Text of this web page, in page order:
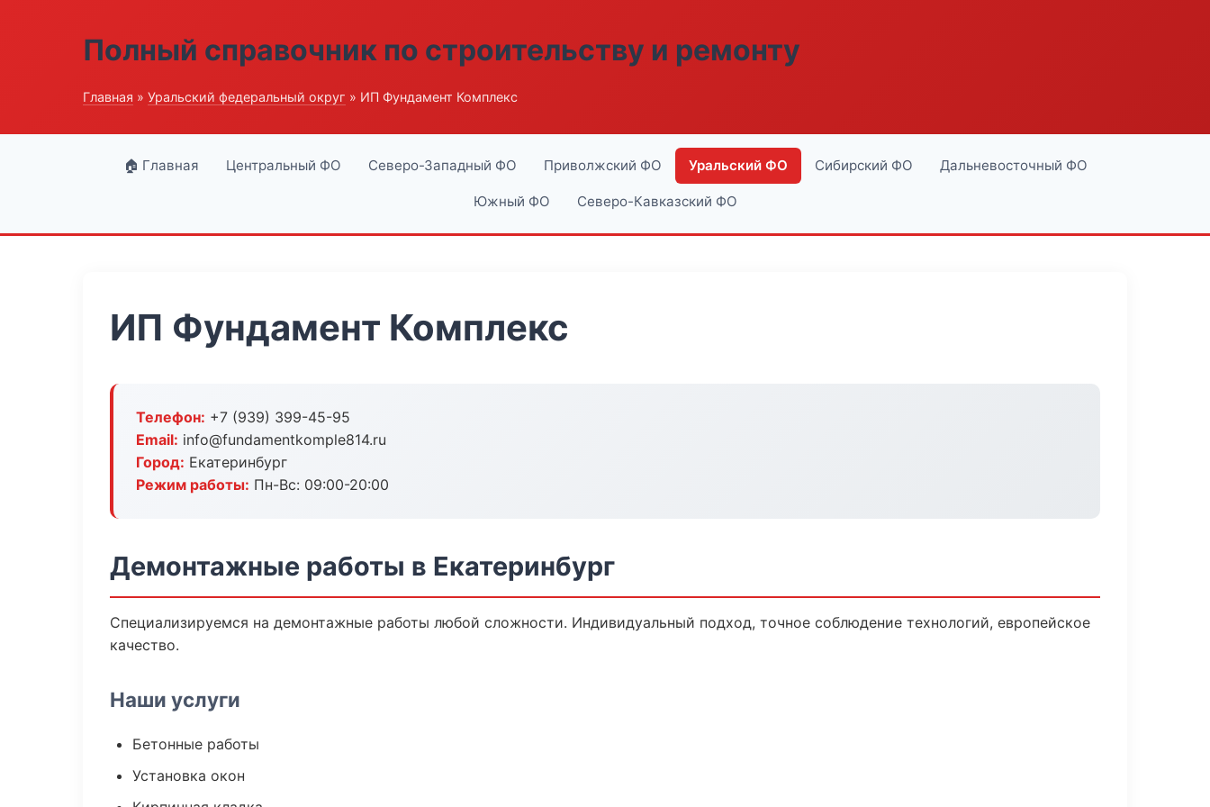
Полный справочник по строительству и ремонту
Главная » Уральский федеральный округ » ИП Фундамент Комплекс
🏠 Главная Центральный ФО Северо-Западный ФО Приволжский ФО Уральский ФО Сибирский ФО Дальневосточный ФО
Южный ФО Северо-Кавказский ФО
ИП Фундамент Комплекс
Телефон: +7 (939) 399-45-95
Email: info@fundamentkomple814.ru
Город: Екатеринбург
Режим работы: Пн-Вс: 09:00-20:00
Демонтажные работы в Екатеринбург
Специализируемся на демонтажные работы любой сложности. Индивидуальный подход, точное соблюдение технологий, европейское
качество.
Наши услуги
Бетонные работы
Установка окон